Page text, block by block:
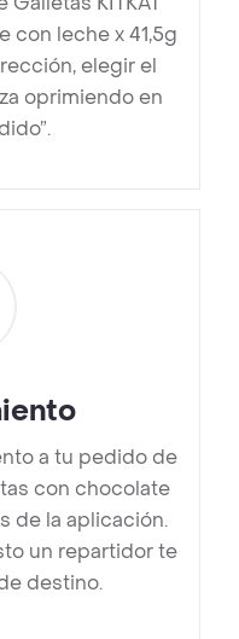
con leche x 41,5g
elegir el
oprimiendo en
a tu pedido de
con chocolate
de la aplicación.
un repartidor te
destino.